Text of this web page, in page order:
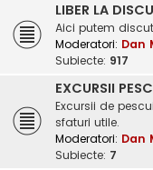
LIBER LA
Aici putem
Moderatori: Dan
Subiecte: 917
EXCURSII
Excursii de
sfaturi utile.
Moderatori: Dan
Subiecte: 7